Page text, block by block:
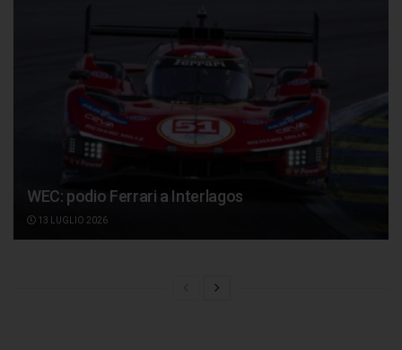
WEC: podio Ferrari a Interlagos
13 LUGLIO 2026